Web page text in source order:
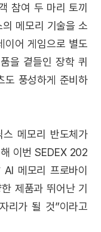
참여 두 마리 토끼
메모리 기술을 소
이어 게임으로 별도
을 곁들인 장학 퀴
도 풍성하게 준비하
메모리 반도체가
이번 SEDEX 202
메모리 프로바이
제품과 뛰어난 기
리가 될 것”이라고